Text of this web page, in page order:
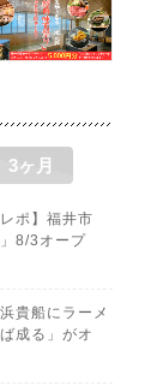
3ヶ月
ポ】福井市
」8/3オープ
貴船にラーメ
成る」がオ